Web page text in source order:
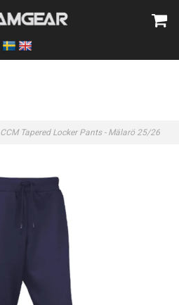
CCM Tapered Locker Pants - Mälarö 25/26